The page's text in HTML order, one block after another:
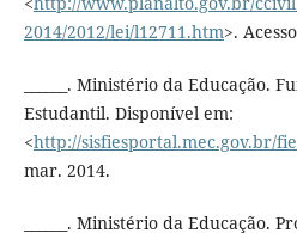
2014/2012/lei/l12711.htm>.
______. Ministério da Educação.
Estudantil. Disponível em:
<http://sisfiesportal.mec.gov.br/
mar. 2014.
______. Ministério da Educação.